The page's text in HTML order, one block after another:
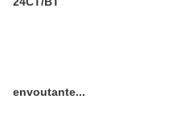
envoutante...